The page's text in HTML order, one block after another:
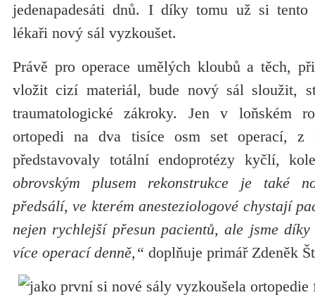
jedenapadesáti dnů. I díky tomu už si tento
lékaři nový sál vyzkoušet.
Právě pro operace umělých kloubů a těch,
vložit cizí materiál, bude nový sál sloužit,
traumatologické zákroky. Jen v loňském
ortopedi na dva tisíce osm set operací, z
představovaly totální endoprotézy kyčlí,
obrovským plusem rekonstrukce je také
předsálí, ve kterém anesteziologové chystají
nejen rychlejší přesun pacientů, ale jsme
více operací denně,“ doplňuje primář Zdeněk